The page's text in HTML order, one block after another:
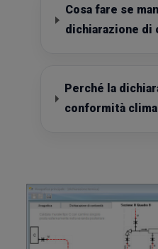
Cosa fare se
dichiarazione di
Perché la
conformità